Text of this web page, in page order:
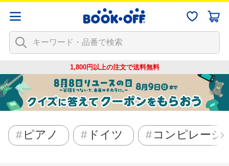
1,800円以上の注文で送料無料
ピアノ ドイツ コンピレーシ